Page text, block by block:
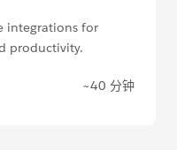
integrations for
productivity.
~40 分钟